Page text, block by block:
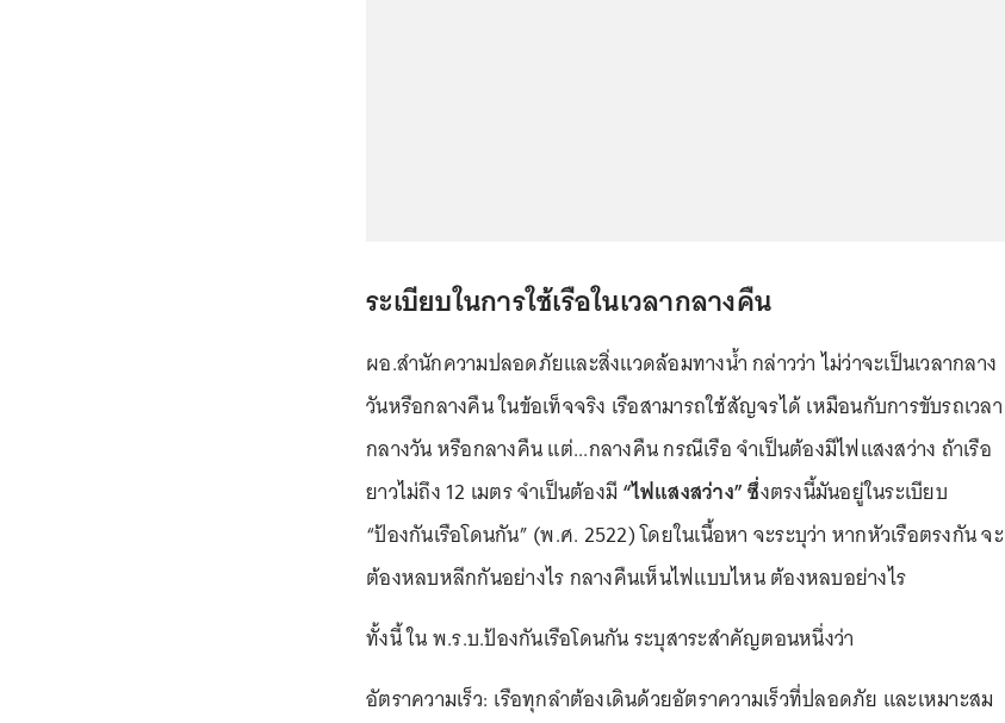
ระเบียบในการใช้เรือในเวลากลางคืน
ผอ.สำนักความปลอดภัยและสิ่งแวดล้อมทางน้ำ กล่าวว่า ไม่ว่าจะเป็นเวลากลาง
วันหรือกลางคืน ในข้อเท็จจริง เรือสามารถใช้สัญจรได้ เหมือนกับการขับรถเวลา
กลางวัน หรือกลางคืน แต่...กลางคืน กรณีเรือ จำเป็นต้องมีไฟแสงสว่าง ถ้าเรือ
ยาวไม่ถึง 12 เมตร จำเป็นต้องมี “ไฟแสงสว่าง” ซึ่งตรงนี้มันอยู่ในระเบียบ
“ป้องกันเรือโดนกัน” (พ.ศ. 2522) โดยในเนื้อหา จะระบุว่า หากหัวเรือตรงกัน จะ
ต้องหลบหลีกกันอย่างไร กลางคืนเห็นไฟแบบไหน ต้องหลบอย่างไร
ทั้งนี้ ใน พ.ร.บ.ป้องกันเรือโดนกัน ระบุสาระสำคัญตอนหนึ่งว่า
อัตราความเร็ว: เรือทุกลำต้องเดินด้วยอัตราความเร็วที่ปลอดภัย และเหมาะสม